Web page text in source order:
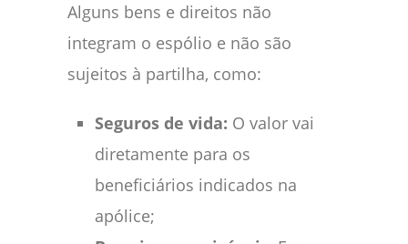
Alguns bens e direitos não
integram o espólio e não são
sujeitos à partilha, como:
Seguros de vida: O valor vai
diretamente para os
beneficiários indicados na
apólice;